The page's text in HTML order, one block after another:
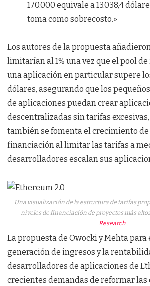
170.000 equivale a 13.038,4
toma como sobrecosto.»
Los autores de la propuesta
limitarían al 1% una vez que el pool
una aplicación en particular supere
dólares, asegurando que los
de aplicaciones puedan crear
descentralizadas sin tarifas
también se fomenta el crecimiento
financiación al limitar las tarifas a
desarrolladores escalan sus
Una visualización de la estructura de tarifas
niveles de financiación de proyectos más
Research
La propuesta de Owocki y Mehta
generación de ingresos y la
desarrolladores de aplicaciones de
crecientes demandas de reformar las